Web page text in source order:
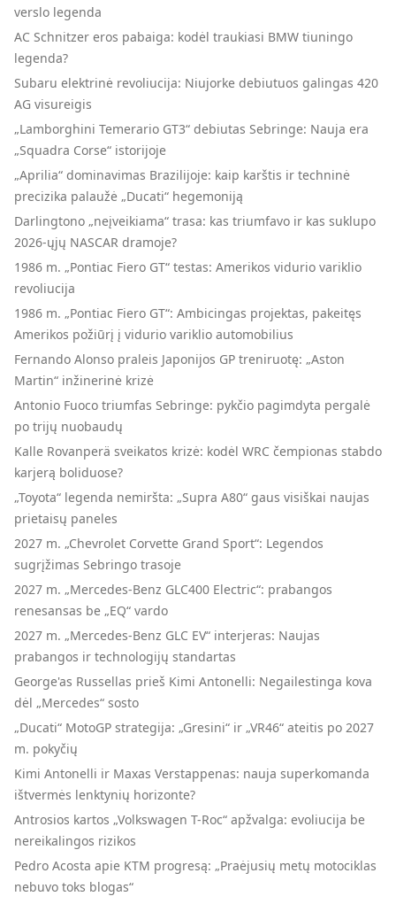
verslo legenda
AC Schnitzer eros pabaiga: kodėl traukiasi BMW tiuningo
legenda?
Subaru elektrinė revoliucija: Niujorke debiutuos galingas 420
AG visureigis
„Lamborghini Temerario GT3“ debiutas Sebringe: Nauja era
„Squadra Corse“ istorijoje
„Aprilia“ dominavimas Brazilijoje: kaip karštis ir techninė
precizika palaužė „Ducati“ hegemoniją
Darlingtono „neįveikiama“ trasa: kas triumfavo ir kas suklupo
2026-ųjų NASCAR dramoje?
1986 m. „Pontiac Fiero GT“ testas: Amerikos vidurio variklio
revoliucija
1986 m. „Pontiac Fiero GT“: Ambicingas projektas, pakeitęs
Amerikos požiūrį į vidurio variklio automobilius
Fernando Alonso praleis Japonijos GP treniruotę: „Aston
Martin“ inžinerinė krizė
Antonio Fuoco triumfas Sebringe: pykčio pagimdyta pergalė
po trijų nuobaudų
Kalle Rovanperä sveikatos krizė: kodėl WRC čempionas stabdo
karjerą boliduose?
„Toyota“ legenda nemiršta: „Supra A80“ gaus visiškai naujas
prietaisų paneles
2027 m. „Chevrolet Corvette Grand Sport“: Legendos
sugrįžimas Sebringo trasoje
2027 m. „Mercedes-Benz GLC400 Electric“: prabangos
renesansas be „EQ“ vardo
2027 m. „Mercedes-Benz GLC EV“ interjeras: Naujas
prabangos ir technologijų standartas
George'as Russellas prieš Kimi Antonelli: Negailestinga kova
dėl „Mercedes“ sosto
„Ducati“ MotoGP strategija: „Gresini“ ir „VR46“ ateitis po 2027
m. pokyčių
Kimi Antonelli ir Maxas Verstappenas: nauja superkomanda
ištvermės lenktynių horizonte?
Antrosios kartos „Volkswagen T-Roc“ apžvalga: evoliucija be
nereikalingos rizikos
Pedro Acosta apie KTM progresą: „Praėjusių metų motociklas
nebuvo toks blogas“